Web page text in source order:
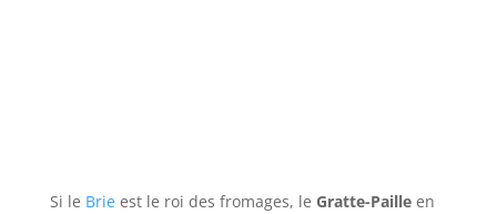
Si le Brieest le roi des fromages, le Gratte-Pailleen